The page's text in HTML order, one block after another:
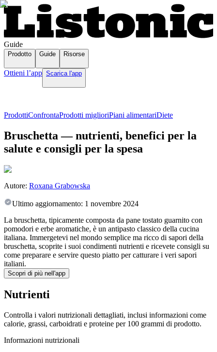
Guide
Prodotto Guide Risorse
Ottieni l’app Scarica l'app
ProdottiConfrontaProdotti miglioriPiani alimentariDiete
Bruschetta — nutrienti, benefici per la
salute e consigli per la spesa
Autore: Roxana Grabowska
Ultimo aggiornamento: 1 novembre 2024
La bruschetta, tipicamente composta da pane tostato guarnito con
pomodori e erbe aromatiche, è un antipasto classico della cucina
italiana. Immergetevi nel mondo semplice ma ricco di sapori della
bruschetta, scoprite i suoi condimenti nutrienti e ricevete consigli su
come preparare e servire questo piatto per catturare i veri sapori
italiani.
Scopri di più nell'app
Nutrienti
Controlla i valori nutrizionali dettagliati, inclusi informazioni come
calorie, grassi, carboidrati e proteine per 100 grammi di prodotto.
Informazioni nutrizionali